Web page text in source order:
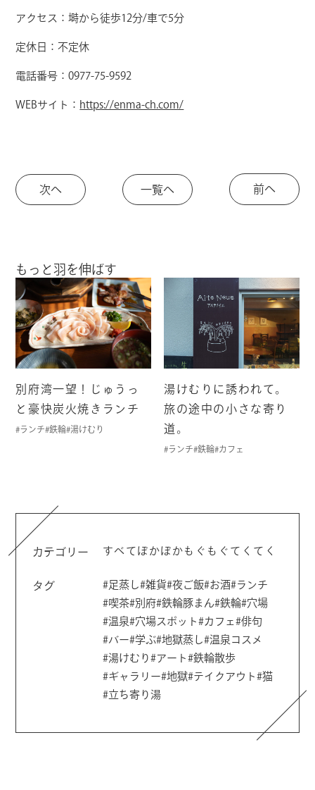
アクセス：塒から徒歩12分/車で5分
定休日：不定休
電話番号：0977-75-9592
WEBサイト： https://enma-ch.com/
次へ 一覧へ 前へ
もっと羽を伸ばす
別府湾一望！じゅうっ
と豪快炭火焼きランチ
#ランチ#鉄輪#湯けむり
湯けむりに誘われて。
旅の途中の小さな寄り
道。
#ランチ#鉄輪#カフェ
カテゴリー すべて ぽかぽか もぐもぐ てくてく
タグ #足蒸し#雑貨#夜ご飯#お酒#ランチ
#喫茶#別府#鉄輪豚まん#鉄輪#穴場
#温泉#穴場スポット #カフェ #俳句
#バー#学ぶ#地獄蒸し#温泉コスメ
#湯けむり #アート #鉄輪散歩
#ギャラリー#地獄#テイクアウト #猫
#立ち寄り湯